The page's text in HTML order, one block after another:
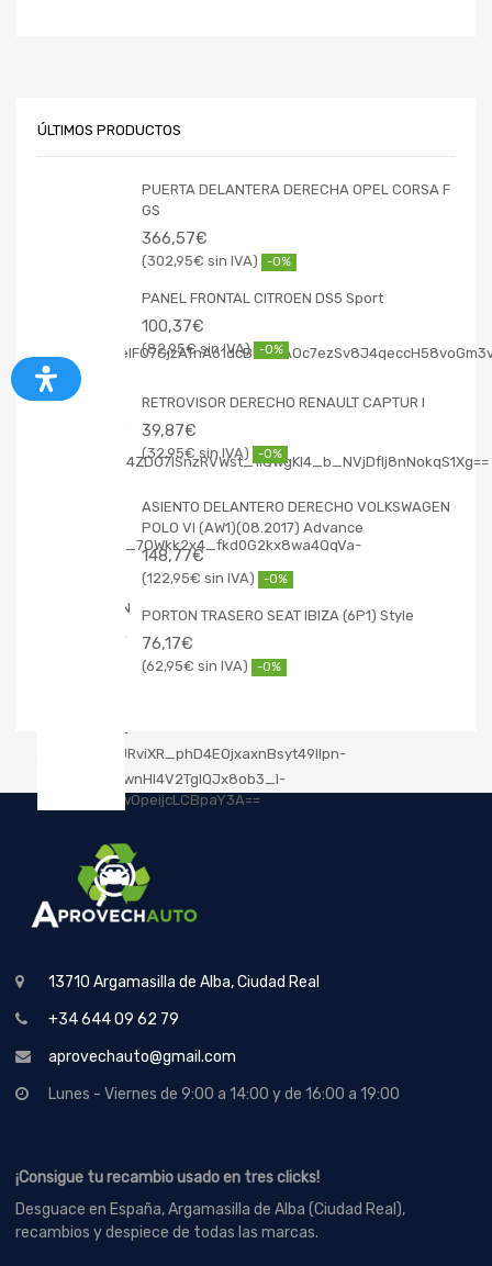
ÚLTIMOS PRODUCTOS
PUERTA DELANTERA DERECHA OPEL CORSA F
GS
366,57€
302,95€ -0%
PANEL FRONTAL CITROEN DS5 Sport
100,37€
82,95€ -0%
RETROVISOR DERECHO RENAULT CAPTUR I
39,87€
32,95€ -0%
ASIENTO DELANTERO DERECHO VOLKSWAGEN
POLO VI (AW1)(08.2017) Advance
148,77€
122,95€ -0%
PORTON TRASERO SEAT IBIZA (6P1) Style
76,17€
62,95€ -0%
13710 Argamasilla de Alba, Ciudad Real
+34 644 09 62 79
aprovechauto@gmail.com
Lunes - Viernes de 9:00 a 14:00 y de 16:00 a 19:00
¡Consigue tu recambio usado en tres clicks!
Desguace en España, Argamasilla de Alba (Ciudad Real),
recambios y despiece de todas las marcas.